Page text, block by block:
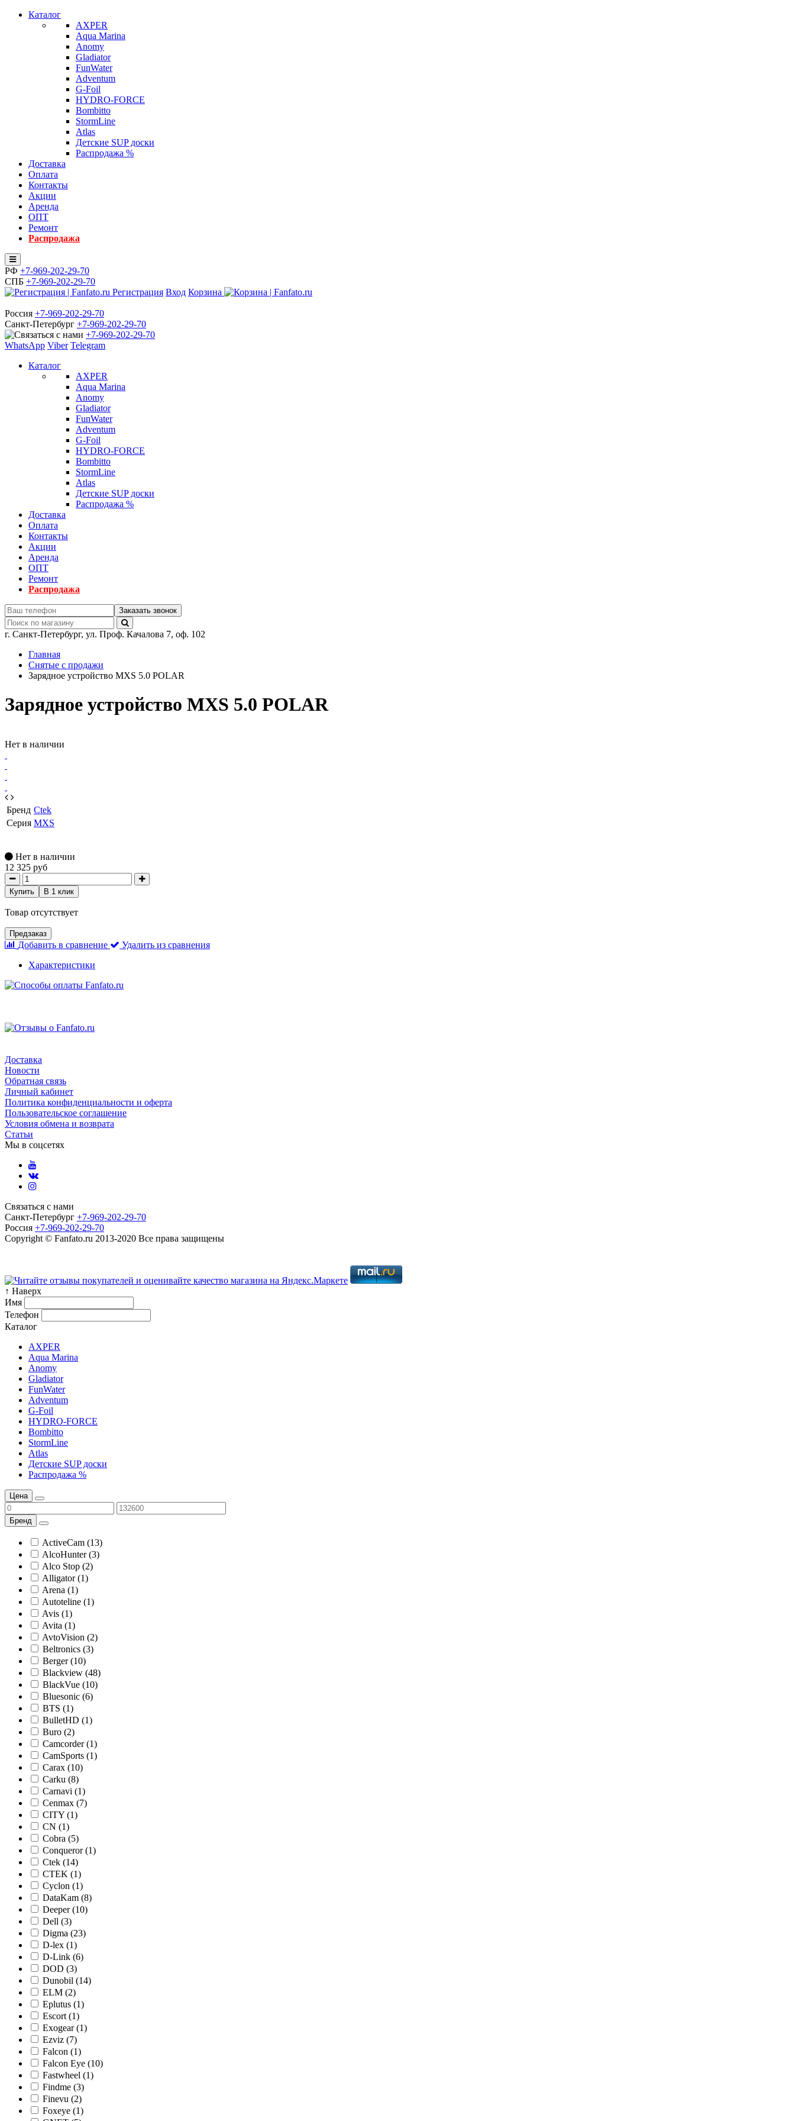
Каталог
AXPER
Aqua Marina
Anomy
Gladiator
FunWater
Adventum
G-Foil
HYDRO-FORCE
Bombitto
StormLine
Atlas
Детские SUP доски
Распродажа %
Доставка
Оплата
Контакты
Акции
Аренда
ОПТ
Ремонт
Распродажа
РФ +7-969-202-29-70
СПБ +7-969-202-29-70
Регистрация Вход Корзина
Россия +7-969-202-29-70
Санкт-Петербург +7-969-202-29-70
+7-969-202-29-70
WhatsApp Viber Telegram
Каталог
AXPER
Aqua Marina
Anomy
Gladiator
FunWater
Adventum
G-Foil
HYDRO-FORCE
Bombitto
StormLine
Atlas
Детские SUP доски
Распродажа %
Доставка
Оплата
Контакты
Акции
Аренда
ОПТ
Ремонт
Распродажа
Заказать звонок
г. Санкт-Петербург, ул. Проф. Качалова 7, оф. 102
Главная
Снятые с продажи
Зарядное устройство MXS 5.0 POLAR
Зарядное устройство MXS 5.0 POLAR
Нет в наличии
Бренд Ctek
Серия MXS
Нет в наличии
12 325 руб
Купить В 1 клик
Товар отсутствует
Предзаказ
Добавить в сравнение
Удалить из сравнения
Характеристики
Доставка
Новости
Обратная связь
Личный кабинет
Политика конфиденциальности и оферта
Пользовательское соглашение
Условия обмена и возврата
Статьи
Мы в соцсетях
Связаться с нами
Санкт-Петербург +7-969-202-29-70
Россия +7-969-202-29-70
Copyright © Fanfato.ru 2013-2020 Все права защищены
↑ Наверх
Имя
Телефон
Каталог
AXPER
Aqua Marina
Anomy
Gladiator
FunWater
Adventum
G-Foil
HYDRO-FORCE
Bombitto
StormLine
Atlas
Детские SUP доски
Распродажа %
Цена
Бренд
ActiveCam (13)
AlcoHunter (3)
Alco Stop (2)
Alligator (1)
Arena (1)
Autoteline (1)
Avis (1)
Avita (1)
AvtoVision (2)
Beltronics (3)
Berger (10)
Blackview (48)
BlackVue (10)
Bluesonic (6)
BTS (1)
BulletHD (1)
Buro (2)
Camcorder (1)
CamSports (1)
Carax (10)
Carku (8)
Carnavi (1)
Cenmax (7)
CITY (1)
CN (1)
Cobra (5)
Conqueror (1)
Ctek (14)
CTEK (1)
Cyclon (1)
DataKam (8)
Deeper (10)
Dell (3)
Digma (23)
D-lex (1)
D-Link (6)
DOD (3)
Dunobil (14)
ELM (2)
Eplutus (1)
Escort (1)
Exogear (1)
Ezviz (7)
Falcon (1)
Falcon Eye (10)
Fastwheel (1)
Findme (3)
Finevu (2)
Foxeye (1)